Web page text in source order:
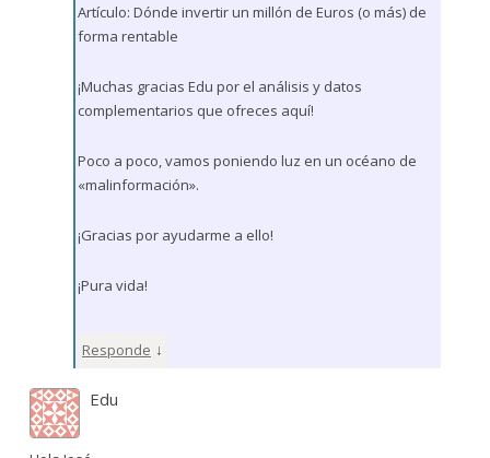
Artículo: Dónde invertir un millón de Euros (o más) de
forma rentable
¡Muchas gracias Edu por el análisis y datos
complementarios que ofreces aquí!
Poco a poco, vamos poniendo luz en un océano de
«malinformación».
¡Gracias por ayudarme a ello!
¡Pura vida!
Responde ↓
Edu